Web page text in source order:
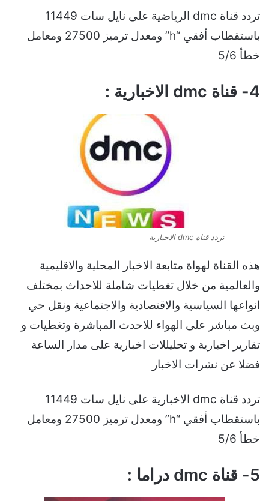
تردد قناة dmc الرياضية على نايل سات 11449
باستقطاب أفقي “h” ومعدل ترميز 27500 ومعامل
خطأ 5/6
4- قناة dmc الاخبارية :
تردد قناة dmc الاخبارية
هذه القناة لهواة متابعة الاخبار المحلية والاقليمية
والعالمية من خلال تغطيات شاملة للاحداث بمختلف
انواعها السياسية والاقتصادية والاجتماعية ونقل حي
وبث مباشر على الهواء للاحدث المباشرة وتغطيات و
تقارير اخبارية و تحليللات اخبارية على مدار الساعة
فضلا عن نشرات الاخبار
تردد قناة dmc الاخبارية على نايل سات 11449
باستقطاب أفقي “h” ومعدل ترميز 27500 ومعامل
خطأ 5/6
5- قناة dmc دراما :